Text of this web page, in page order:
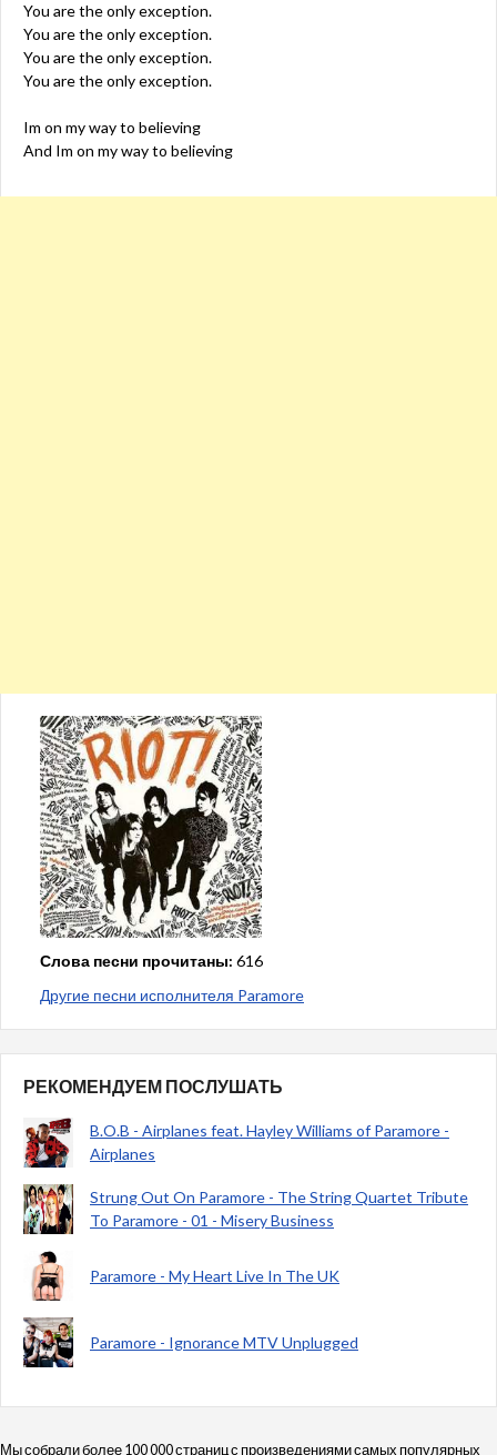
You are the only exception.
You are the only exception.
You are the only exception.
You are the only exception.
Im on my way to believing
And Im on my way to believing
Слова песни прочитаны: 616
Другие песни исполнителя Paramore
РЕКОМЕНДУЕМ ПОСЛУШАТЬ
B.O.B - Airplanes feat. Hayley Williams of Paramore -
Airplanes
Strung Out On Paramore - The String Quartet Tribute
To Paramore - 01 - Misery Business
Paramore - My Heart Live In The UK
Paramore - Ignorance MTV Unplugged
Мы собрали более 100 000 страниц с произведениями самых популярных